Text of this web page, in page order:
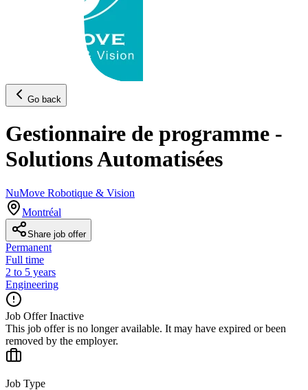
Go back
Gestionnaire de programme -
Solutions Automatisées
NuMove Robotique & Vision
Montréal
Share job offer
Permanent
Full time
2 to 5 years
Engineering
Job Offer Inactive
This job offer is no longer available. It may have expired or been
removed by the employer.
Job Type